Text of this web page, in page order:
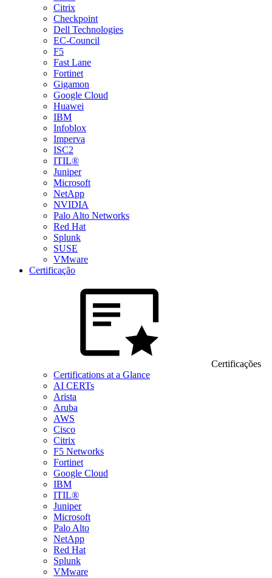
Citrix
Checkpoint
Dell Technologies
EC-Council
F5
Fast Lane
Fortinet
Gigamon
Google Cloud
Huawei
IBM
Infoblox
Imperva
ISC2
ITIL®
Juniper
Microsoft
NetApp
NVIDIA
Palo Alto Networks
Red Hat
Splunk
SUSE
VMware
Certificação
Certificações
Certifications at a Glance
AI CERTs
Arista
Aruba
AWS
Cisco
Citrix
F5 Networks
Fortinet
Google Cloud
IBM
ITIL®
Juniper
Microsoft
Palo Alto
NetApp
Red Hat
Splunk
VMware